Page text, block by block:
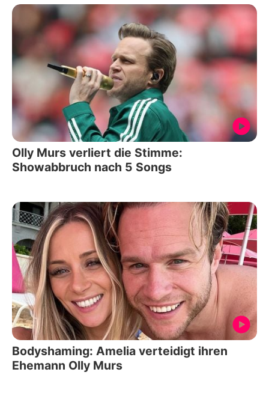
Olly Murs verliert die Stimme:
Showabbruch nach 5 Songs
Bodyshaming: Amelia verteidigt ihren
Ehemann Olly Murs